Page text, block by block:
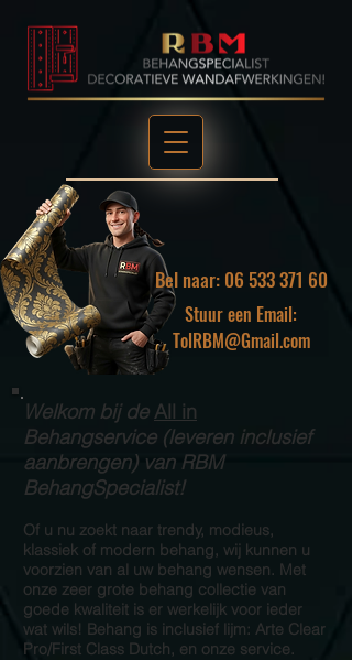
Stuur een Email:
TolRBM@Gmail.com
Bel naar: 06 533 371 60
Welkom bij deAll in
Behangservice (leveren inclusief
aanbrengen) van RBM
BehangSpecialist!
Of u nu zoekt naar trendy, modieus,
klassiek of modern behang, wij kunnen u
voorzien van al uw behang wensen. Met
onze zeer grote behang collectie van
goede kwaliteit is er werkelijk voor ieder
wat wils! Behang is inclusief lijm: Arte Clear
Pro/First Class Dutch, en onze service.